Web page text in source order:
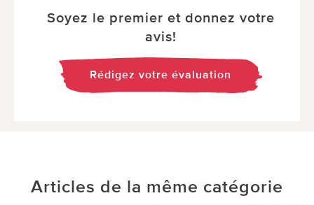
Soyez le premier et donnez votre
avis!
Rédigez votre évaluation
Articles de la même catégorie